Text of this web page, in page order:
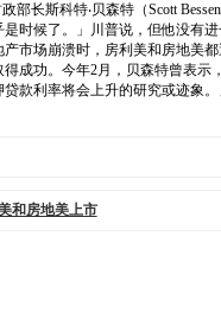
部长斯科特‧贝森特（Scott
时候了。」川普说，但他没有
市场崩溃时，房利美和房地美
成功。今年2月，贝森特曾表
利率将会上升的研究或迹象。」
和房地美上市